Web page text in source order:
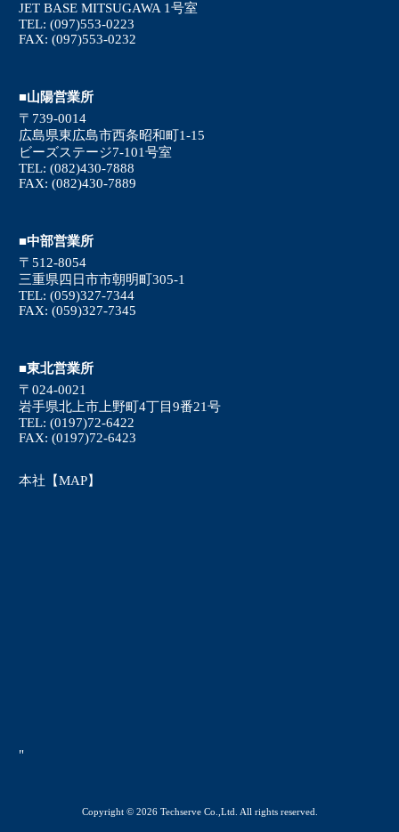
JET BASE MITSUGAWA 1号室
TEL: (097)553-0223
FAX: (097)553-0232
■山陽営業所
〒739-0014
広島県東広島市西条昭和町1-15
ビーズステージ7-101号室
TEL: (082)430-7888
FAX: (082)430-7889
■中部営業所
〒512-8054
三重県四日市市朝明町305-1
TEL: (059)327-7344
FAX: (059)327-7345
■東北営業所
〒024-0021
岩手県北上市上野町4丁目9番21号
TEL: (0197)72-6422
FAX: (0197)72-6423
本社【MAP】
"
Copyright © 2026 Techserve Co.,Ltd. All rights reserved.